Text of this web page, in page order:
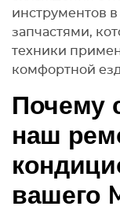
инструментов
запчастями,
техники
комфортной
Почему
наш
вашего